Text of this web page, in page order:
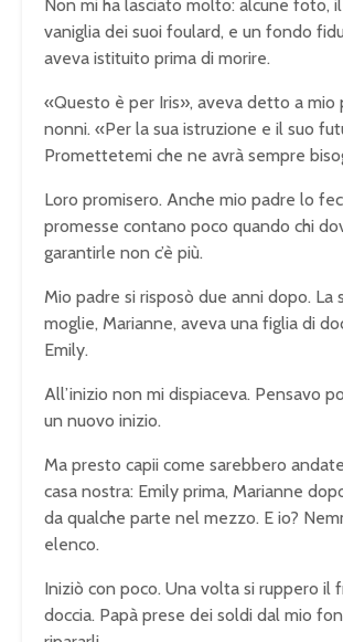
Non mi ha lasciato molto: alcune foto,
vaniglia dei suoi foulard, e un fondo
aveva istituito prima di morire.
«Questo è per Iris», aveva detto a mio
nonni. «Per la sua istruzione e il suo
Promettetemi che ne avrà sempre
Loro promisero. Anche mio padre lo
promesse contano poco quando chi
garantirle non c’è più.
Mio padre si risposò due anni dopo. La
moglie, Marianne, aveva una figlia di
Emily.
All’inizio non mi dispiaceva. Pensavo
un nuovo inizio.
Ma presto capii come sarebbero
casa nostra: Emily prima, Marianne
da qualche parte nel mezzo. E io?
elenco.
Iniziò con poco. Una volta si ruppero il
doccia. Papà prese dei soldi dal mio